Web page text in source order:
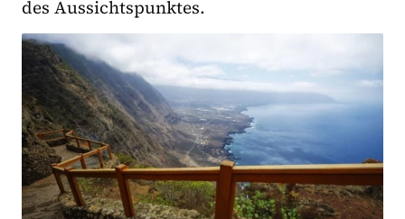
des Aussichtspunktes.